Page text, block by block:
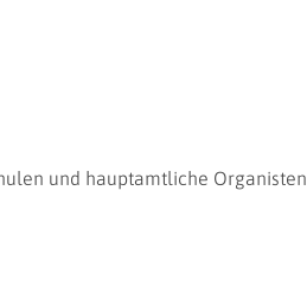
und hauptamtliche Organisten